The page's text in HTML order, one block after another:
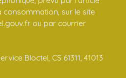
consommation, sur le site
ou par courrier
Bloctel, CS 61311, 41013